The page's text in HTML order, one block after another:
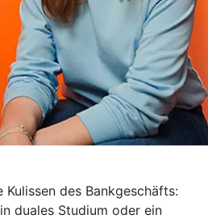
des Bankgeschäfts:
duales Studium oder ein